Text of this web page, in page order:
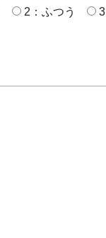
2：ふつう